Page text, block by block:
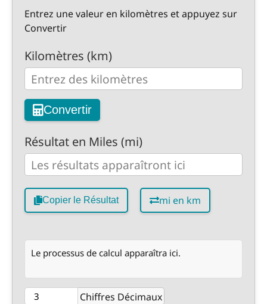
Entrez une valeur en kilomètres et appuyez sur
Convertir
Kilomètres (km)
Convertir
Résultat en Miles (mi)
Copier le Résultat mi en km
Le processus de calcul apparaîtra ici.
Chiffres Décimaux